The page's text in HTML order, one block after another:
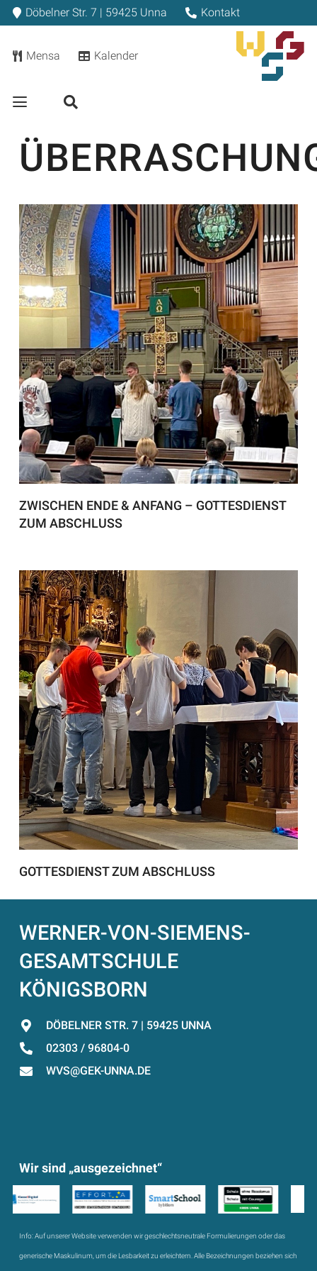
Döbelner Str. 7 | 59425 Unna Kontakt
Mensa Kalender
ZWISCHEN ENDE & ANFANG – GOTTESDIENST
ZUM ABSCHLUSS
GOTTESDIENST ZUM ABSCHLUSS
WERNER-VON-SIEMENS-
GESAMTSCHULE
KÖNIGSBORN
DÖBELNER STR. 7 | 59425 UNNA
02303 / 96804-0
WVS@GEK-UNNA.DE
Wir sind „ausgezeichnet“
Info:Auf unserer Website verwenden wir geschlechtsneutrale Formulierungen oder das
generische Maskulinum, um die Lesbarkeit zu erleichtern. Alle Bezeichnungen beziehen sich